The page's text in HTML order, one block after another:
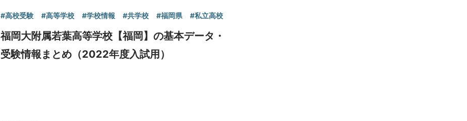
#高校受験 #高等学校 #学校情報 #共学校 #福岡県 #私立高校
福岡大附属若葉高等学校【福岡】の基本データ・
受験情報まとめ（2022年度入試用）